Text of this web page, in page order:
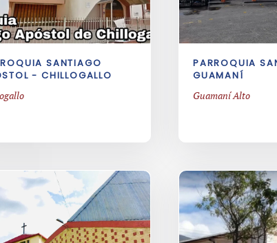
SANTIAGO
- CHILLOGALLO
PARROQUIA
GUAMANÍ
Guamaní Alto